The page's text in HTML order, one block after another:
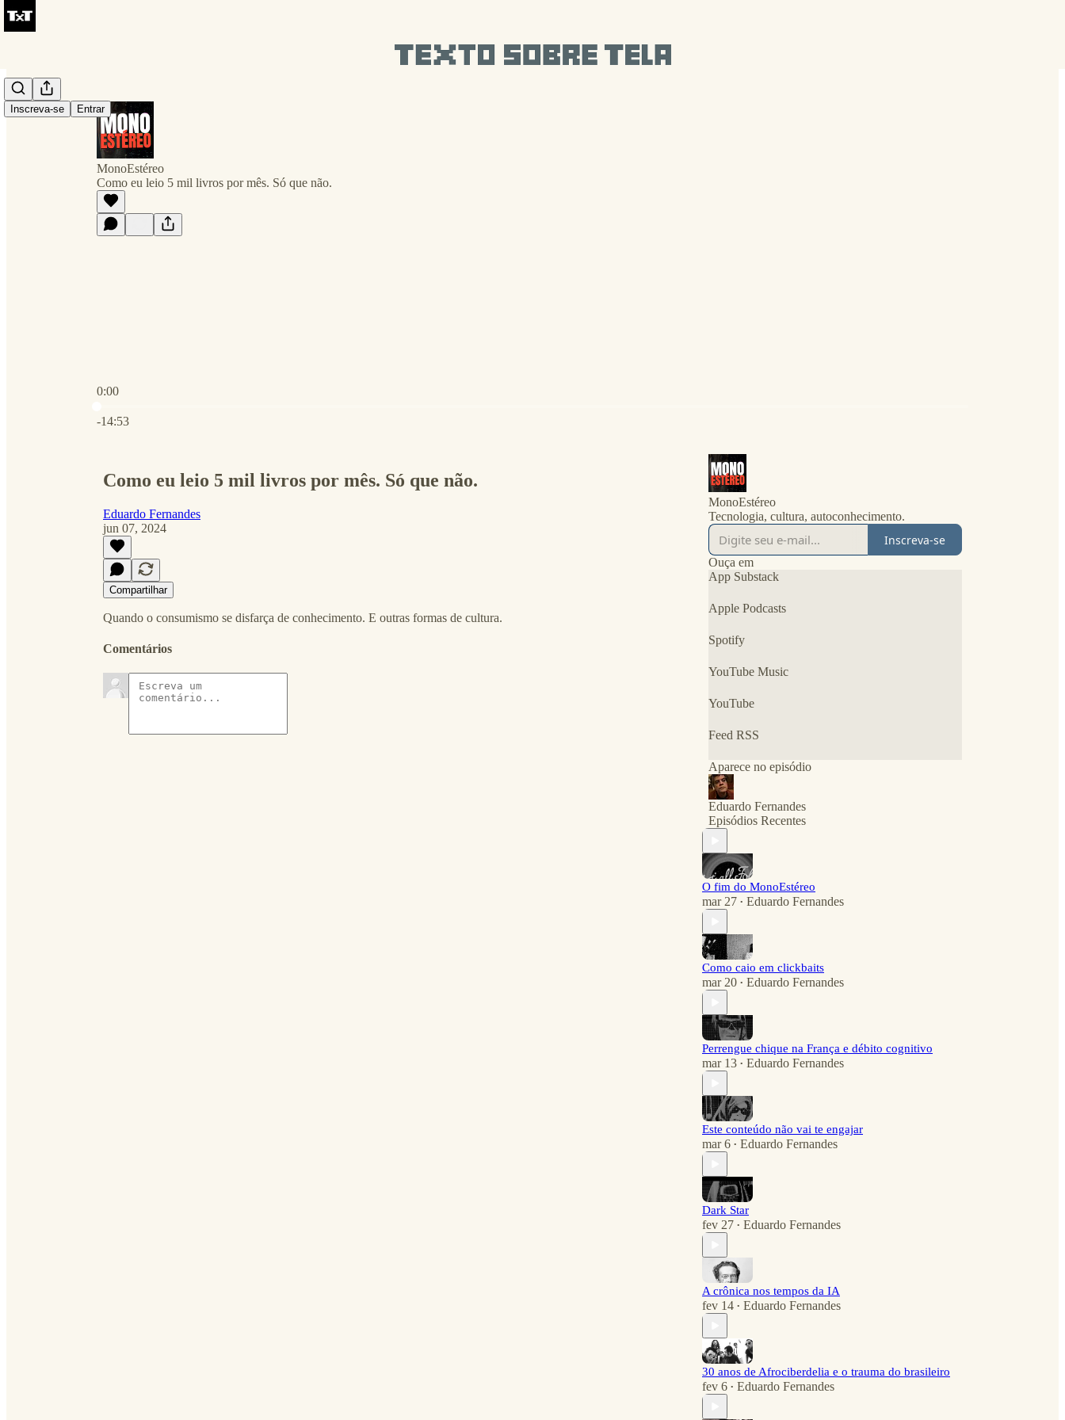
Inscreva-se Entrar
MonoEstéreo
Como eu leio 5 mil livros por mês. Só que não.
0:00
-14:53
Como eu leio 5 mil livros por mês. Só que não.
Eduardo Fernandes
jun 07, 2024
Compartilhar
Quando o consumismo se disfarça de conhecimento. E outras formas de cultura.
Comentários
MonoEstéreo
Tecnologia, cultura, autoconhecimento.
Inscreva-se
Ouça em
App Substack
Apple Podcasts
Spotify
YouTube Music
YouTube
Feed RSS
Aparece no episódio
Eduardo Fernandes
Episódios Recentes
O fim do MonoEstéreo
mar 27 • Eduardo Fernandes
Como caio em clickbaits
mar 20 • Eduardo Fernandes
Perrengue chique na França e débito cognitivo
mar 13 • Eduardo Fernandes
Este conteúdo não vai te engajar
mar 6 • Eduardo Fernandes
Dark Star
fev 27 • Eduardo Fernandes
A crônica nos tempos da IA
fev 14 • Eduardo Fernandes
30 anos de Afrociberdelia e o trauma do brasileiro
fev 6 • Eduardo Fernandes